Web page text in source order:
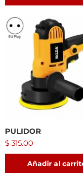
PULIDOR
$ 315.00
Añadir al